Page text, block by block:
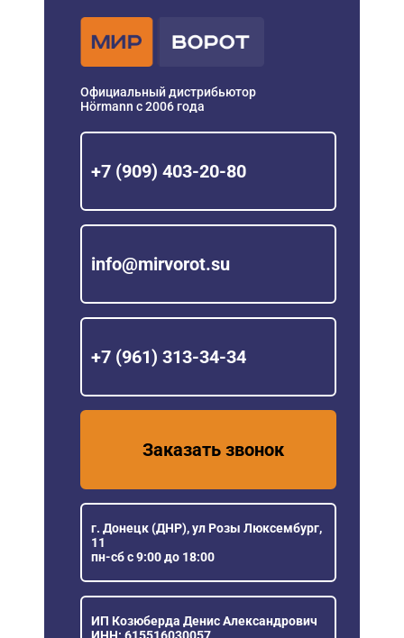
Официальный дистрибьютор
Hörmann с 2006 года
+7 (909) 403-20-80
info@mirvorot.su
+7 (961) 313-34-34
Заказать звонок
г. Донецк (ДНР), ул Розы Люксембург,
11
пн-сб с 9:00 до 18:00
ИП Козюберда Денис Александрович